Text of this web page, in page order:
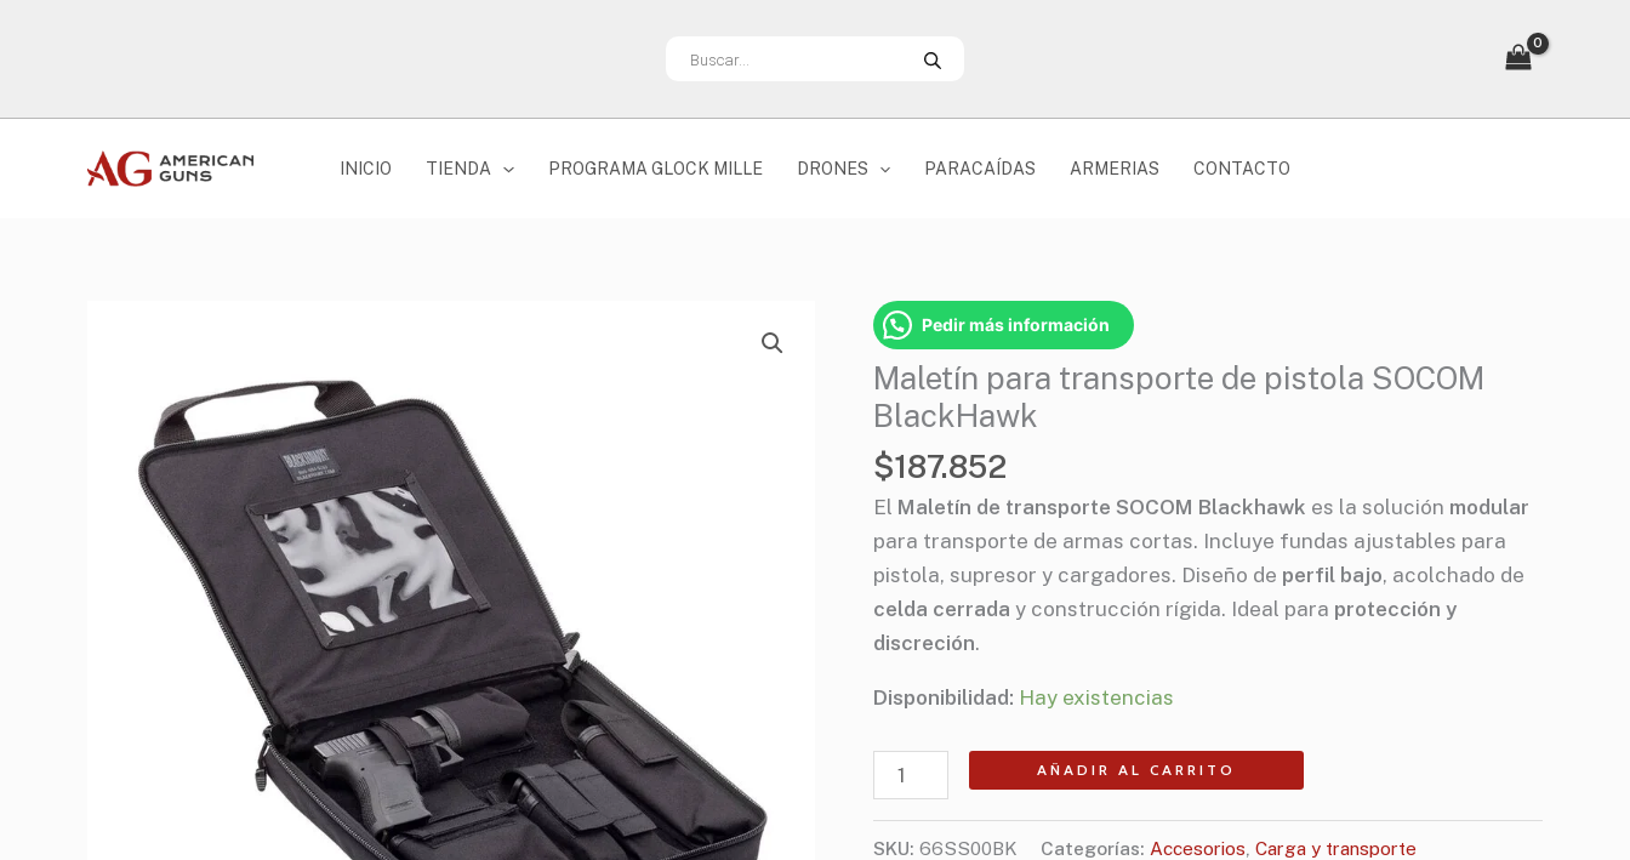
de
INICIO TIENDA PROGRAMA GLOCK MILLE DRONES PARACAÍDAS ARMERIAS CONTACTO
Pedir más información
Maletín para transporte de pistola SOCOM
BlackHawk
$187.852
El Maletín de transporte SOCOM Blackhawk es la solución modular
para transporte de armas cortas. Incluye fundas ajustables para
pistola, supresor y cargadores. Diseño de perfil bajo, acolchado de
celda cerrada y construcción rígida. Ideal para protección y
discreción.
Disponibilidad: Hay existencias
Maletín
para
transporte
de
pistola
SOCOM
BlackHawk
cantidad
AÑADIR AL CARRITO
SKU: 66SS00BK Categorías: Accesorios, Carga y transporte